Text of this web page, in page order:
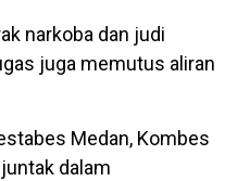
narkoba dan judi
juga memutus aliran
Medan, Kombes
dalam